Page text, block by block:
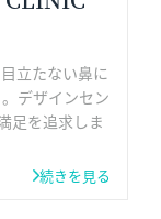
立たない鼻に
デザインセン
足を追求しま
続きを見る